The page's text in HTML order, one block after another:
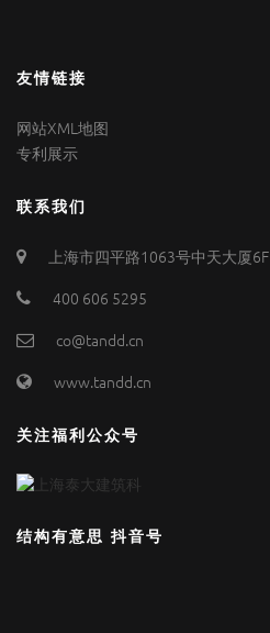
友情链接
网站XML地图
专利展示
联系我们
上海市四平路1063号中天大厦6F
400 606 5295
co@tandd.cn
www.tandd.cn
关注福利公众号
结构有意思 抖音号